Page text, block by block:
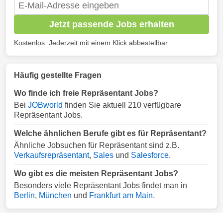
Jetzt passende Jobs erhalten
Kostenlos. Jederzeit mit einem Klick abbestellbar.
Häufig gestellte Fragen
Wo finde ich freie Repräsentant Jobs?
Bei JOBworld finden Sie aktuell 210 verfügbare
Repräsentant Jobs.
Welche ähnlichen Berufe gibt es für Repräsentant?
Ähnliche Jobsuchen für Repräsentant sind z.B.
Verkaufsrepräsentant, Sales und Salesforce.
Wo gibt es die meisten Repräsentant Jobs?
Besonders viele Repräsentant Jobs findet man in
Berlin, München und Frankfurt am Main.